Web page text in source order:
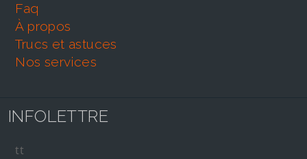
faq
À propos
trucs et astuces
nos services
INFOLETTRE
tt